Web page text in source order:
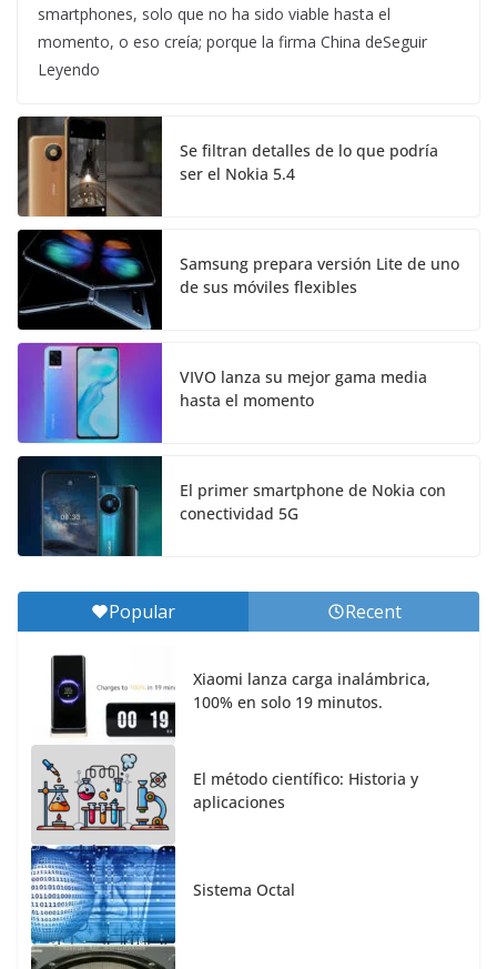
smartphones, solo que no ha sido viable hasta el
momento, o eso creía; porque la firma China deSeguir
Leyendo
Se filtran detalles de lo que podría
ser el Nokia 5.4
Samsung prepara versión Lite de uno
de sus móviles flexibles
VIVO lanza su mejor gama media
hasta el momento
El primer smartphone de Nokia con
conectividad 5G
Popular Recent
Xiaomi lanza carga inalámbrica,
100% en solo 19 minutos.
El método científico: Historia y
aplicaciones
Sistema Octal